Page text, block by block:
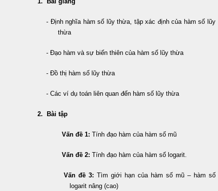
- Định nghĩa hàm số lũy thừa, tập xác định của hàm số lũy
thừa
- Đạo hàm và sự biến thiên của hàm số lũy thừa
- Đồ thị hàm số lũy thừa
- Các ví dụ toán liên quan đến hàm số lũy thừa
2. Bài tập
Vấn đề 1: Tính đạo hàm của hàm số mũ
Vấn đề 2: Tính đạo hàm của hàm số logarit.
Vấn đề 3: Tìm giới hạn của hàm số mũ – hàm số
logarit nâng (cao)